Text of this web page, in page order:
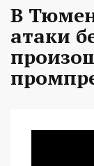
В
атаки